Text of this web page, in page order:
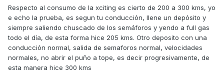
Respecto al consumo de la xciting es cierto de 200 a 300 kms, yo
e echo la prueba, es segun tu conducción, llene un depósito y
siempre saliendo chuscado de los semáforos y yendo a full gas
todo el día, de esta forma hice 205 kms. Otro deposito con una
conducción normal, salida de semaforos normal, velocidades
normales, no abrir el puño a tope, es decir progresivamente, de
esta manera hice 300 kms